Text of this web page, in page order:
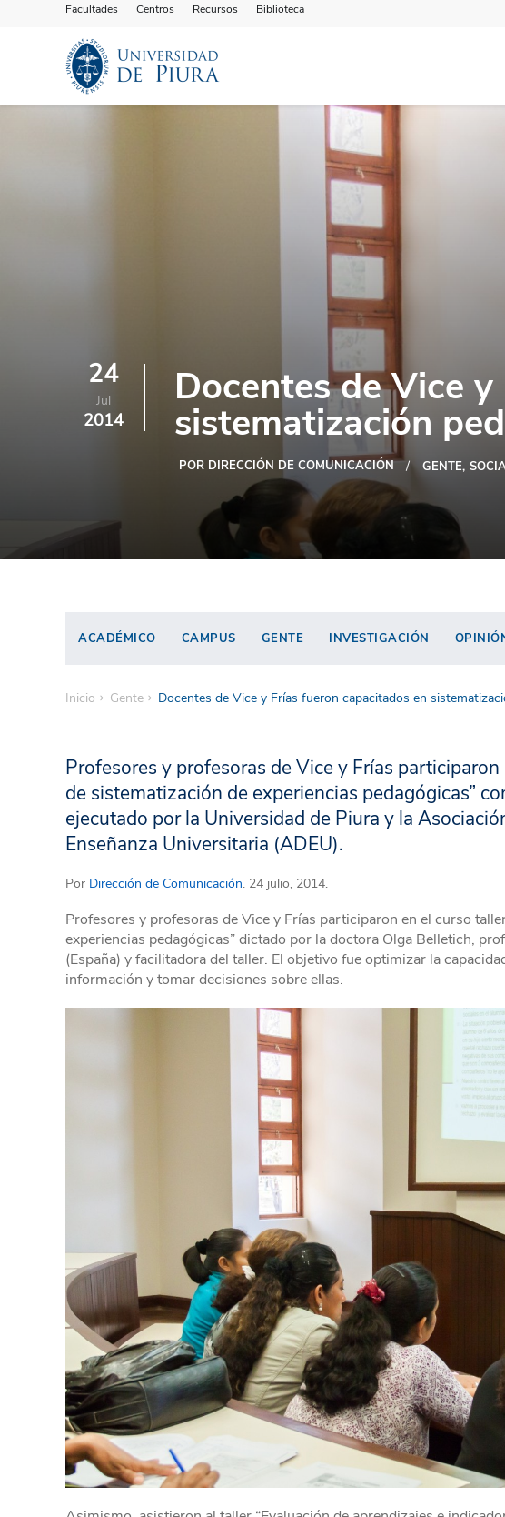
Facultades Centros Recursos Biblioteca
24
Jul
2014
Docentes de Vice
sistematización
POR DIRECCIÓN DE COMUNICACIÓN GENTE
ACADÉMICO CAMPUS GENTE INVESTIGACIÓN
Inicio Gente Docentes de Vice y Frías fueron capacitados en
Profesores y profesoras de Vice y Frías
de sistematización de experiencias pedagógicas”
ejecutado por la Universidad de Piura y la
Enseñanza Universitaria (ADEU).
Por Dirección de Comunicación. 24 julio, 2014.
Profesores y profesoras de Vice y Frías participaron en el curso
experiencias pedagógicas” dictado por la doctora Olga Belletich,
(España) y facilitadora del taller. El objetivo fue optimizar la
información y tomar decisiones sobre ellas.